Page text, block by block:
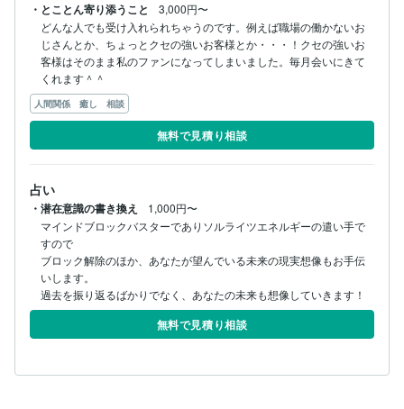
・とことん寄り添うこと
3,000円〜
どんな人でも受け入れられちゃうのです。例えば職場の働かないお
じさんとか、ちょっとクセの強いお客様とか・・・！クセの強いお
客様はそのまま私のファンになってしまいました。毎月会いにきて
くれます＾＾
人間関係 癒し 相談
無料で見積り相談
占い
・潜在意識の書き換え
1,000円〜
マインドブロックバスターでありソルライツエネルギーの遣い手で
すので
ブロック解除のほか、あなたが望んでいる未来の現実想像もお手伝
いします。
過去を振り返るばかりでなく、あなたの未来も想像していきます！
無料で見積り相談